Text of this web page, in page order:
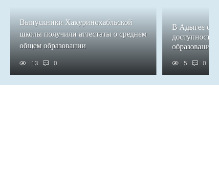
Выпускники Хакуринохабльской
школы получили аттестаты о среднем
общем образовании
13 0
В Адыгее
доступность
образования
5 0